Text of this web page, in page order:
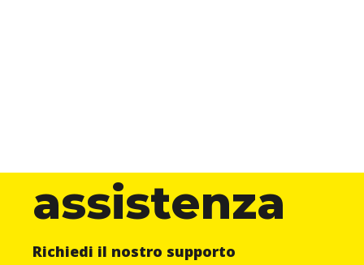
assistenza
Richiedi il nostro supporto